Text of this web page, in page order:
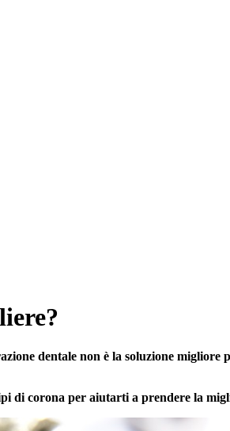
dentale non è la soluzione
di corona per aiutarti a prendere la